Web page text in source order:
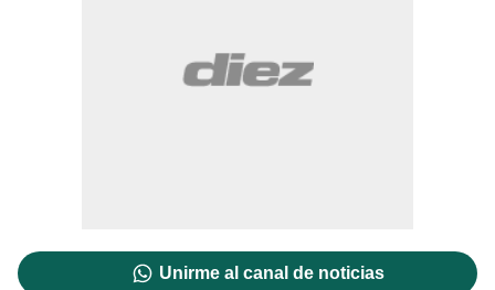
Unirme al canal de noticias